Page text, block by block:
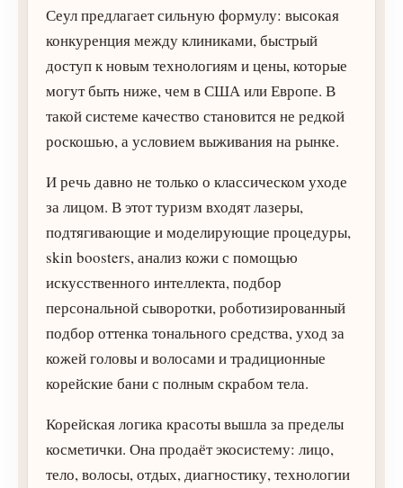
Сеул предлагает сильную формулу: высокая
конкуренция между клиниками, быстрый
доступ к новым технологиям и цены, которые
могут быть ниже, чем в США или Европе. В
такой системе качество становится не редкой
роскошью, а условием выживания на рынке.
И речь давно не только о классическом уходе
за лицом. В этот туризм входят лазеры,
подтягивающие и моделирующие процедуры,
skin boosters, анализ кожи с помощью
искусственного интеллекта, подбор
персональной сыворотки, роботизированный
подбор оттенка тонального средства, уход за
кожей головы и волосами и традиционные
корейские бани с полным скрабом тела.
Корейская логика красоты вышла за пределы
косметички. Она продаёт экосистему: лицо,
тело, волосы, отдых, диагностику, технологии